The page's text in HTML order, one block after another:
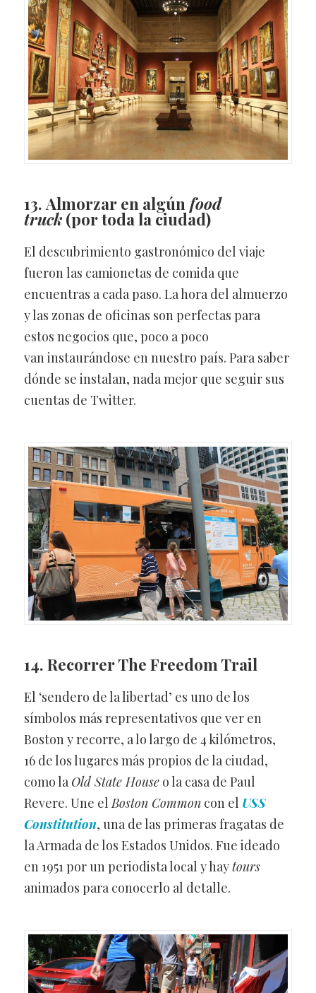
13. Almorzar en algúnfood
truck (por toda la ciudad)
El descubrimiento gastronómico del viaje
fueron las camionetas de comida que
encuentras a cada paso. La hora del almuerzo
y las zonas de oficinas son perfectas para
estos negocios que, poco a poco
van instaurándose en nuestro país. Para saber
dónde se instalan, nada mejor que seguir sus
cuentas de Twitter.
14. Recorrer The Freedom Trail
El ‘sendero de la libertad’ es uno de los
símbolos más representativos que ver en
Boston y recorre, a lo largo de 4 kilómetros,
16 de los lugares más propios de la ciudad,
como la Old State Houseo la casa de Paul
Revere. Une elBoston Commoncon el USS
Constitution, una de las primeras fragatas de
la Armada de los Estados Unidos. Fue ideado
en 1951 por un periodista local y haytours
animados para conocerlo al detalle.